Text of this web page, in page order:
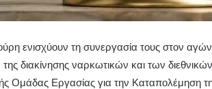
ενισχύουν τη συνεργασία τους στον
διακίνησης ναρκωτικών και των
Ομάδας Εργασίας για την Καταπολέμηση